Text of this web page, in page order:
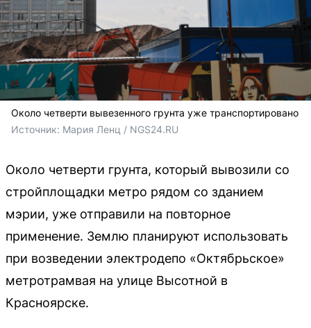
Около четверти вывезенного грунта уже транспортировано
Источник: Мария Ленц / NGS24.RU
Около четверти грунта, который вывозили со
стройплощадки метро рядом со зданием
мэрии, уже отправили на повторное
применение. Землю планируют использовать
при возведении электродепо «Октябрьское»
метротрамвая на улице Высотной в
Красноярске.